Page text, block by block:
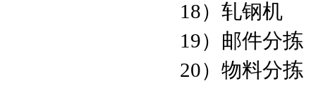
18）轧钢机
19）邮件分拣
20）物料分拣